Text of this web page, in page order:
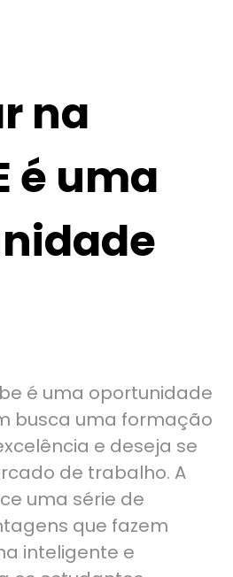
na
é uma
é uma oportunidade
busca uma formação
e deseja se
de trabalho. A
uma série de
que fazem
inteligente e